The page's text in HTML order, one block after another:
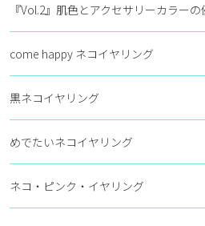
『Vol.2』肌色とアクセサリーカラー
come happy ネコイヤリング
黒ネコイヤリング
めでたいネコイヤリング
ネコ・ピンク・イヤリング